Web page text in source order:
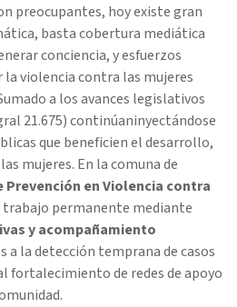
preocupantes, hoy existe gran
basta cobertura mediática
conciencia, y esfuerzos
violencia contra las mujeres
a los avances legislativos
21.675) continúaninyectándose
que beneficien el desarrollo,
mujeres. En la comuna de
Prevención en Violencia contra
permanente mediante
y acompañamiento
a la detección temprana de casos
fortalecimiento de redes de apoyo